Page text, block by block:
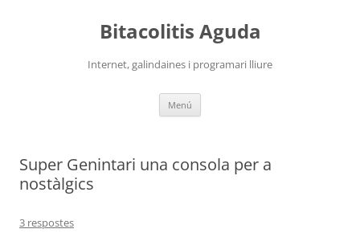
Bitacolitis Aguda
Internet, galindaines i programari lliure
Menú
Super Genintari una consola per a
nostàlgics
3 respostes